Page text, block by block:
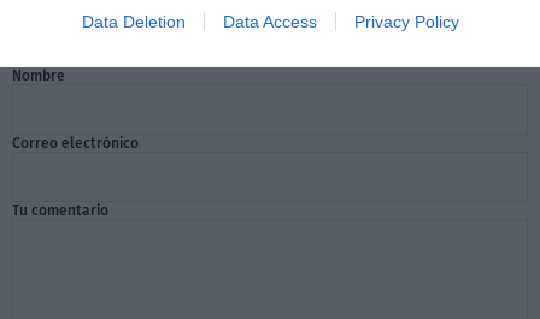
Data Deletion Data Access Privacy Policy
Comentarios
Nombre
Correo electrónico
Tu comentario